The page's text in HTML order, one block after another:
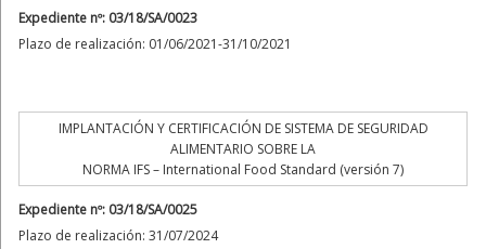
Expediente nº: 03/18/SA/0023
Plazo de realización: 01/06/2021-31/10/2021
IMPLANTACIÓN Y CERTIFICACIÓN DE SISTEMA DE SEGURIDAD
ALIMENTARIO SOBRE LA
NORMA IFS – International Food Standard (versión 7)
Expediente nº: 03/18/SA/0025
Plazo de realización: 31/07/2024